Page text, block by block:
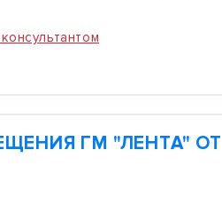
ГМ "ЛЕНТА" ОТ